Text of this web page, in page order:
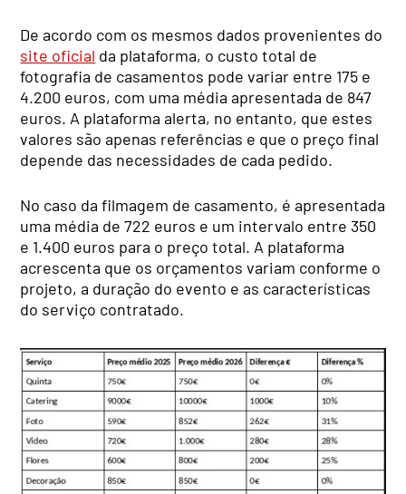
De acordo com os mesmos dados provenientes do
site oficial da plataforma, o custo total de
fotografia de casamentos pode variar entre 175 e
4.200 euros, com uma média apresentada de 847
euros. A plataforma alerta, no entanto, que estes
valores são apenas referências e que o preço final
depende das necessidades de cada pedido.
No caso da filmagem de casamento, é apresentada
uma média de 722 euros e um intervalo entre 350
e 1.400 euros para o preço total. A plataforma
acrescenta que os orçamentos variam conforme o
projeto, a duração do evento e as características
do serviço contratado.